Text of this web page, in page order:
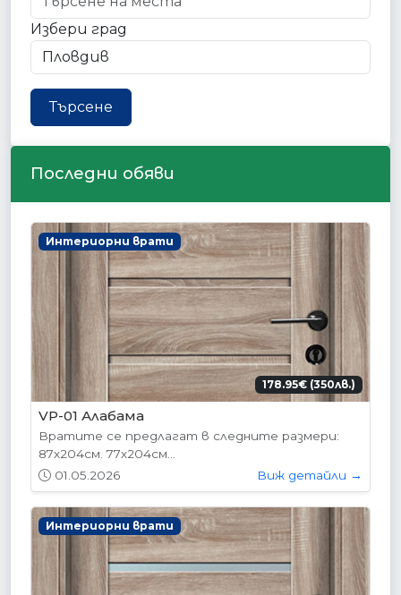
Избери град
Търсене
Последни обяви
Интериорни врати
178.95€ (350лв.)
VP-01 Алабама
Вратите се предлагат в следните размери:
87х204см. 77х204см...
01.05.2026
Виж детайли →
Интериорни врати